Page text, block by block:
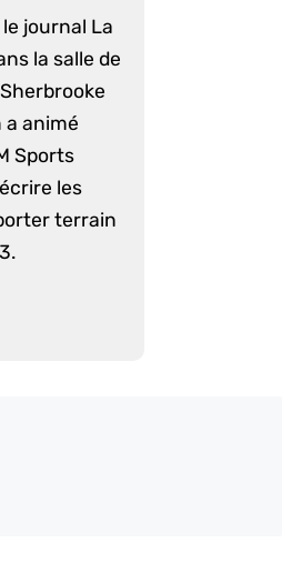
journal La
la salle de
a animé
Sports
les
terrain